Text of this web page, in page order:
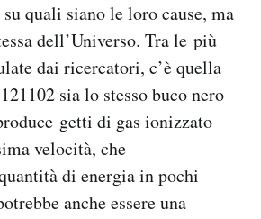
quali siano le loro cause, ma
dell’Universo. Tra le più
dai ricercatori, c’è quella
sia lo stesso buco nero
getti di gas ionizzato
velocità, che
di energia in pochi
anche essere una